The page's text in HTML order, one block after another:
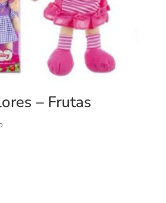
– Frutas